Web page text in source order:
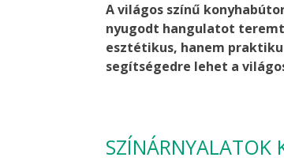
A világos színű
nyugodt hangulatot
esztétikus, hanem
segítségedre lehet a
SZÍNÁRNYALATOK